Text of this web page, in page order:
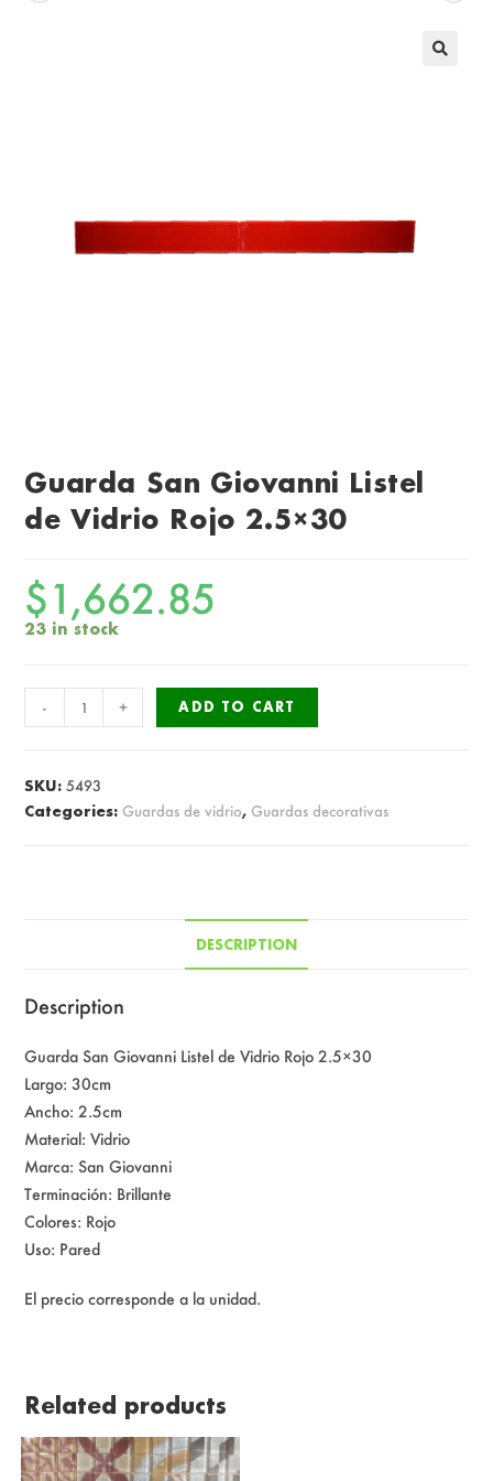
Guarda San Giovanni Listel
de Vidrio Rojo 2.5×30
$1,662.85
23 in stock
San
Listel
de
- + ADD TO CART
SKU:5493
Categories: Guardas de vidrio, Guardas decorativas
DESCRIPTION
Description
Guarda San Giovanni Listel de Vidrio Rojo 2.5×30
Largo: 30cm
Ancho: 2.5cm
Material: Vidrio
Marca: San Giovanni
Terminación: Brillante
Colores: Rojo
Uso: Pared
El precio corresponde a la unidad.
Related products